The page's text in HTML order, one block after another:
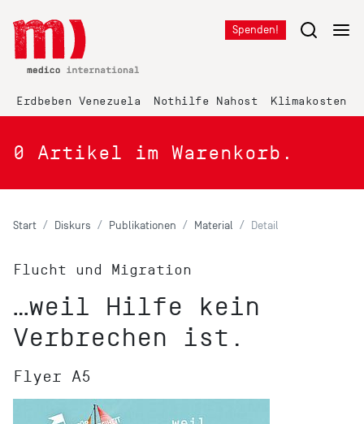
Spenden!
Erdbeben Venezuela Nothilfe Nahost Klimakosten
0 Artikel im Warenkorb.
Start Diskurs Publikationen Material Detail
Flucht und Migration
…weil Hilfe kein
Verbrechen ist.
Flyer A5